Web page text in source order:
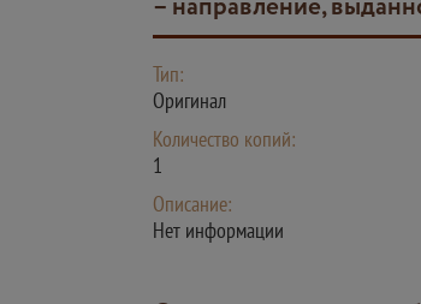
– направление,
Тип:
Оригинал
Количество копий:
1
Описание:
Нет информации